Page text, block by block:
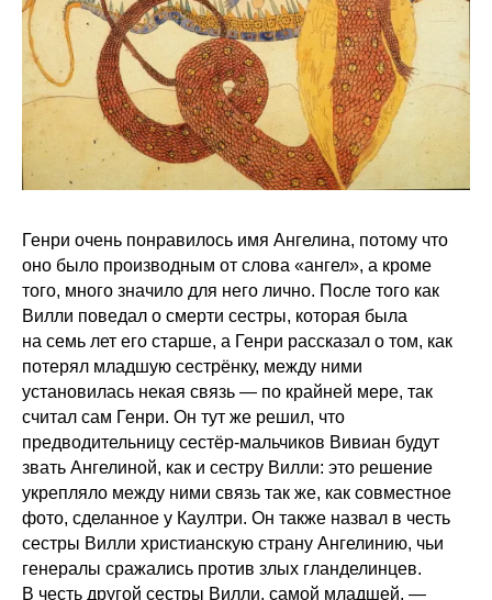
Генри очень понравилось имя Ангелина, потому что
оно было производным от слова «ангел», а кроме
того, много значило для него лично. После того как
Вилли поведал о смерти сестры, которая была
на семь лет его старше, а Генри рассказал о том, как
потерял младшую сестрёнку, между ними
установилась некая связь — по крайней мере, так
считал сам Генри. Он тут же решил, что
предводительницу сестёр-мальчиков Вивиан будут
звать Ангелиной, как и сестру Вилли: это решение
укрепляло между ними связь так же, как совместное
фото, сделанное у Каултри. Он также назвал в честь
сестры Вилли христианскую страну Ангелинию, чьи
генералы сражались против злых гланделинцев.
В честь другой сестры Вилли, самой младшей, —